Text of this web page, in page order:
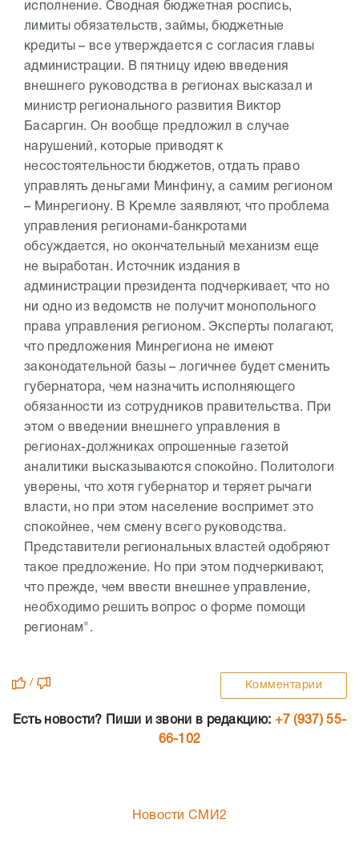
исполнение. Сводная бюджетная роспись,
лимиты обязательств, займы, бюджетные
кредиты – все утверждается с согласия главы
администрации. В пятницу идею введения
внешнего руководства в регионах высказал и
министр регионального развития Виктор
Басаргин. Он вообще предложил в случае
нарушений, которые приводят к
несостоятельности бюджетов, отдать право
управлять деньгами Минфину, а самим регионом
– Минрегиону. В Кремле заявляют, что проблема
управления регионами-банкротами
обсуждается, но окончательный механизм еще
не выработан. Источник издания в
администрации президента подчеркивает, что но
ни одно из ведомств не получит монопольного
права управления регионом. Эксперты полагают,
что предложения Минрегиона не имеют
законодательной базы – логичнее будет сменить
губернатора, чем назначить исполняющего
обязанности из сотрудников правительства. При
этом о введении внешнего управления в
регионах-должниках опрошенные газетой
аналитики высказываются спокойно. Политологи
уверены, что хотя губернатор и теряет рычаги
власти, но при этом население воспримет это
спокойнее, чем смену всего руководства.
Представители региональных властей одобряют
такое предложение. Но при этом подчеркивают,
что прежде, чем ввести внешнее управление,
необходимо решить вопрос о форме помощи
регионам".
/ Комментарии
Есть новости? Пиши и звони в редакцию: +7 (937) 55-
66-102
Новости СМИ2